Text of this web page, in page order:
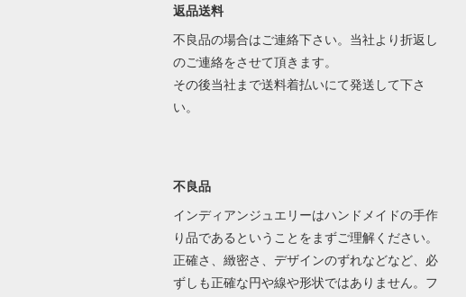
返品送料
不良品の場合はご連絡下さい。当社より折返し
のご連絡をさせて頂きます。
その後当社まで送料着払いにて発送して下さ
い。
不良品
インディアンジュエリーはハンドメイドの手作
り品であるということをまずご理解ください。
正確さ、緻密さ、デザインのずれなどなど、必
ずしも正確な円や線や形状ではありません。フ